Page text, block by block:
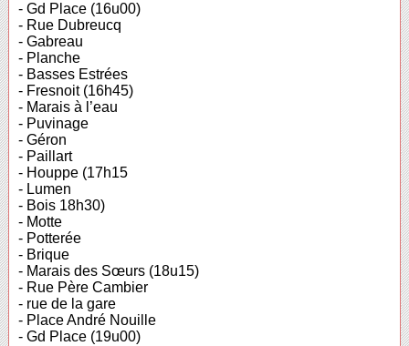
- Gd Place (16u00)
- Rue Dubreucq
- Gabreau
- Planche
- Basses Estrées
- Fresnoit (16h45)
- Marais à l’eau
- Puvinage
- Géron
- Paillart
- Houppe (17h15
- Lumen
- Bois 18h30)
- Motte
- Potterée
- Brique
- Marais des Sœurs (18u15)
- Rue Père Cambier
- rue de la gare
- Place André Nouille
- Gd Place (19u00)